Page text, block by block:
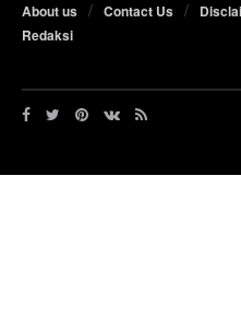
About us Contact Us
Redaksi